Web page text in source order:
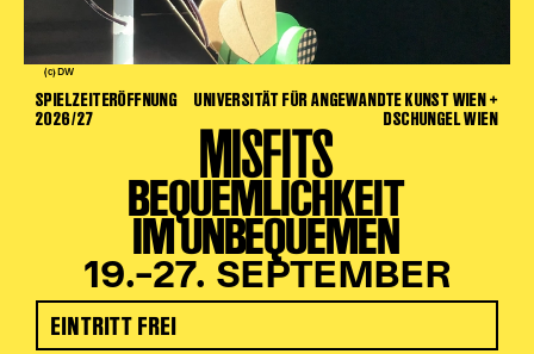
(c) DW
SPIELZEITERÖFFNUNG
2026/27
UNIVERSITÄT FÜR ANGEWANDTE KUNST WIEN +
DSCHUNGEL WIEN
MISFITS
BEQUEMLICHKEIT
IM UNBEQUEMEN
19.–27. SEPTEMBER
EINTRITT FREI